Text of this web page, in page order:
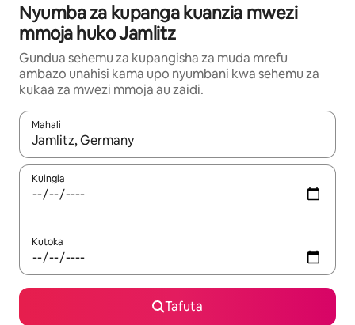
Nyumba za kupanga kuanzia mwezi
mmoja huko Jamlitz
Gundua sehemu za kupangisha za muda mrefu
ambazo unahisi kama upo nyumbani kwa sehemu za
kukaa za mwezi mmoja au zaidi.
Mahali
Wakati matokeo yanapatikana, vinjari kwa kutumia vitufe vya
Kuingia
Kutoka
Tafuta